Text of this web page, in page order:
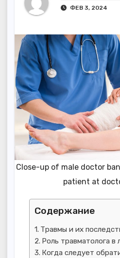
ФЕВ 3, 2024
Close-up of male doctor
patient at
Содержание
Травмы и их
Роль травматолога в
Когда следует